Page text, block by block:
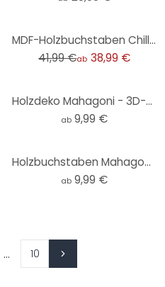
MDF-Holzbuchstaben Chillout Lounge
41,99 €ab 38,99 €
Holzdeko Mahagoni - 3D-Schriftzug Hereinspaziert
ab 9,99 €
Holzbuchstaben Mahagoni Hakuna Matata (2-teilig)
ab 9,99 €
... 10